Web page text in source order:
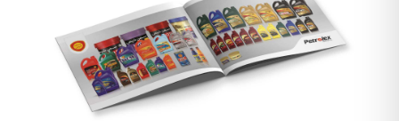
همکاری
با
ما